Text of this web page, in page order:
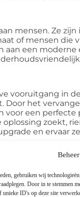
gebruiken wij
Door in te stemmen
unieke ID's op deze site
mensen. Ze
of mensen die
een
vooruitgang in
het
een perfecte
zoekt,
en ervaar